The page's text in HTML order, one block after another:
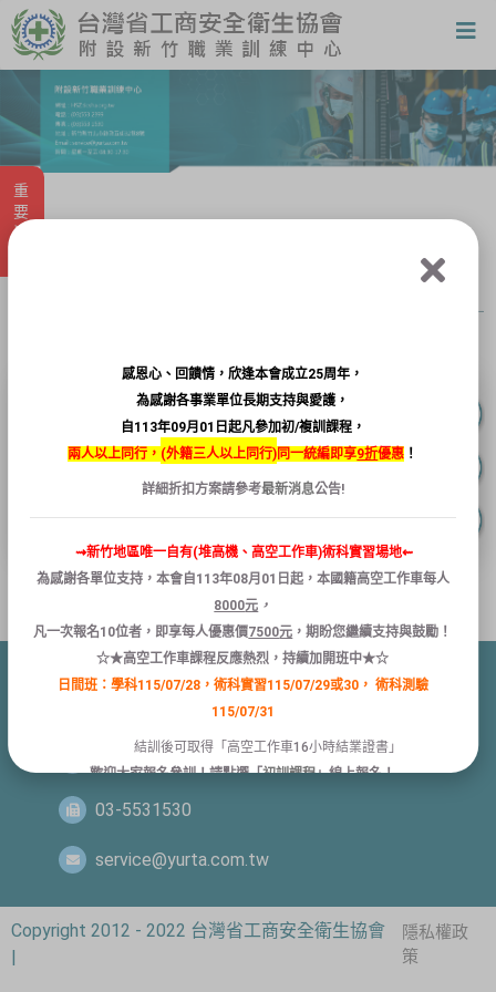
重要消息
已過報名期限，無法報名
新竹縣竹北市縣政五街32巷8號1樓
03-5532399、 03-5531597
03-5531530
service@yurta.com.tw
Copyright 2012 - 2022 台灣省工商安全衛生協會
隱私權政
策
感恩心、回饋情，欣逢本會成立25周年，
為感謝各事業單位長期支持與愛護，
自113年09月01日起凡參加初/複訓課程，
兩人以上同行， (外籍三人以上同行) 同一統編即享9折優惠 ！
詳細折扣方案請參考最新消息公告!
⇝新竹地區唯一自有(堆高機、高空工作車)術科實習場地⇜
為感謝各單位支持，本會自 113年08月 01 日起 ，本國籍高空工作車每人
8000元 ，
凡一次報名10位者 ， 即享每人優惠價7500元 ，期盼您繼續支持與鼓勵！
☆★高空工作車課程反應熱烈，持續加開班中★☆
日間班：學科115/07/28，術科實習115/07/29或30，術科測驗
115/07/31
結訓後可取得「高空工作車16小時結業證書」
歡迎大家報名參訓！請點選「初訓課程」線上報名！
關閉